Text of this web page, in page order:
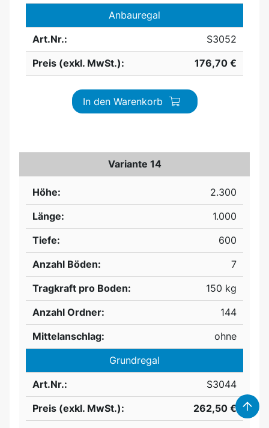
Anbauregal
Art.Nr.:
S3052
Preis (exkl. MwSt.):
176,70 €
In den Warenkorb
Variante 14
Höhe:
2.300
Länge:
1.000
Tiefe:
600
Anzahl Böden:
7
Tragkraft pro Boden:
150 kg
Anzahl Ordner:
144
Mittelanschlag:
ohne
Grundregal
Art.Nr.:
S3044
Preis (exkl. MwSt.):
262,50 €